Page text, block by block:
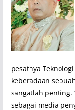
pesatnya
keberadaan
sangatlah penting.
sebagai media